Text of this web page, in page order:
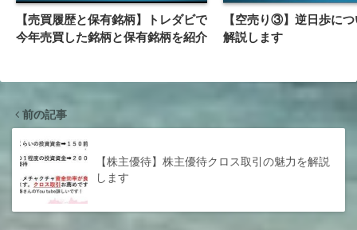
【売買履歴と保有銘柄】トレダビで
今年売買した銘柄と保有銘柄を紹介
【空売り③】逆日歩に
解説します
前の記事
【株主優待】株主優待クロス取引の魅力を解説
します